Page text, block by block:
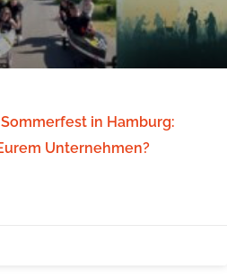
in Hamburg:
Unternehmen?